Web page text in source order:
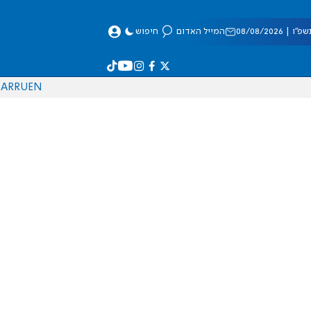
08/2026 המייל האדום חיפוש
EN
RU
AR